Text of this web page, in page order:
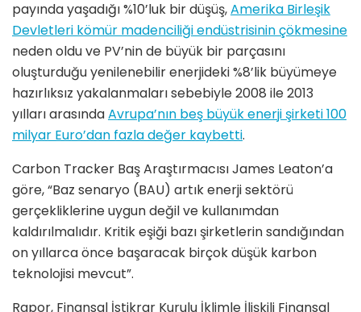
payında yaşadığı %10’luk bir düşüş,Amerika Birleşik
Devletleri kömür madenciliği endüstrisinin çökmesine
neden oldu ve PV’nin de büyük bir parçasını
oluşturduğu yenilenebilir enerjideki %8’lik büyümeye
hazırlıksız yakalanmaları sebebiyle 2008 ile 2013
yılları arasındaAvrupa’nın beş büyük enerji şirketi 100
milyar Euro’dan fazla değer kaybetti.
Carbon Tracker Baş Araştırmacısı James Leaton’a
göre, “Baz senaryo (BAU) artık enerji sektörü
gerçekliklerine uygun değil ve kullanımdan
kaldırılmalıdır. Kritik eşiği bazı şirketlerin sandığından
on yıllarca önce başaracak birçok düşük karbon
teknolojisi mevcut”.
Rapor, Finansal İstikrar Kurulu İklimle İlişkili Finansal